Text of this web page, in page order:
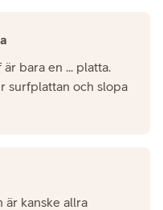
bara en ... platta.
surfplattan och slopa
kanske allra